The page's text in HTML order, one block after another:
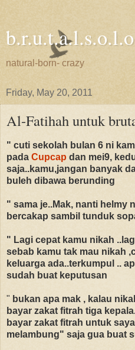
b.r.u.t.a.l.s.o.l.o
natural-born- crazy
Friday, May 20, 2011
Al-Fatihah untuk
" cuti sekolah bulan 6 ni
pada Cupcap dan mei9,
saja..kamu,jangan banyak
buleh dibawa berunding
" sama je..Mak, nanti helmy
bercakap sambil tunduk
" Lagi cepat kamu nikah
sebab kamu tak mau nikah
keluarga ada..terkumpul ..
sudah buat keputusan
" bukan apa mak , kalau
bayar zakat fitrah tiga
bayar zakat fitrah untuk
melambung" saja gua buat